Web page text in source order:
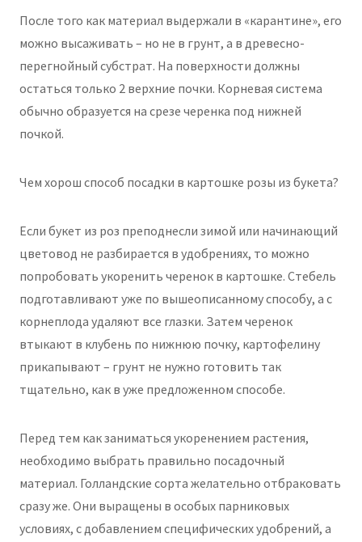
После того как материал выдержали в «карантине», его
можно высаживать – но не в грунт, а в древесно-
перегнойный субстрат. На поверхности должны
остаться только 2 верхние почки. Корневая система
обычно образуется на срезе черенка под нижней
почкой.
Чем хорош способ посадки в картошке розы из букета?
Если букет из роз преподнесли зимой или начинающий
цветовод не разбирается в удобрениях, то можно
попробовать укоренить черенок в картошке. Стебель
подготавливают уже по вышеописанному способу, а с
корнеплода удаляют все глазки. Затем черенок
втыкают в клубень по нижнюю почку, картофелину
прикапывают – грунт не нужно готовить так
тщательно, как в уже предложенном способе.
Перед тем как заниматься укоренением растения,
необходимо выбрать правильно посадочный
материал. Голландские сорта желательно отбраковать
сразу же. Они выращены в особых парниковых
условиях, с добавлением специфических удобрений, а